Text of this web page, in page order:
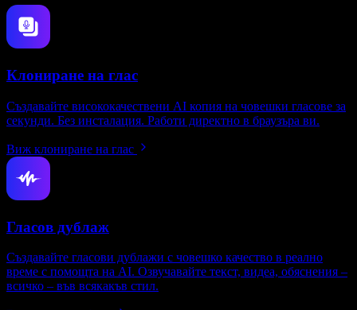
Клониране на глас
Създавайте висококачествени AI копия на човешки гласове за
секунди. Без инсталация. Работи директно в браузъра ви.
Виж клониране на глас
Гласов дублаж
Създавайте гласови дублажи с човешко качество в реално
време с помощта на AI. Озвучавайте текст, видеа, обяснения –
всичко – във всякакъв стил.